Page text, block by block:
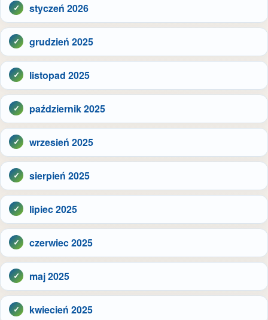
styczeń 2026
grudzień 2025
listopad 2025
październik 2025
wrzesień 2025
sierpień 2025
lipiec 2025
czerwiec 2025
maj 2025
kwiecień 2025